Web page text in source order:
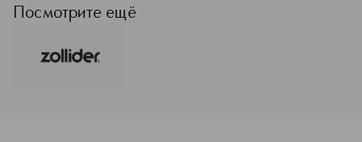
простой, надежный и современный
уход без лишнего. От первых
Посмотрите ещё